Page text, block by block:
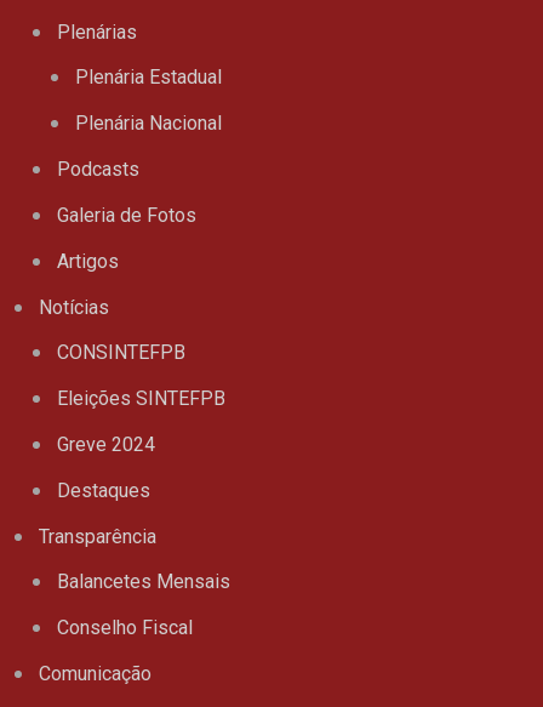
Plenárias
Plenária Estadual
Plenária Nacional
Podcasts
Galeria de Fotos
Artigos
Notícias
CONSINTEFPB
Eleições SINTEFPB
Greve 2024
Destaques
Transparência
Balancetes Mensais
Conselho Fiscal
Comunicação